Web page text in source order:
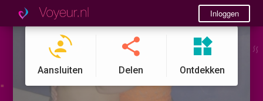
Inloggen
Aansluiten Delen Ontdekken